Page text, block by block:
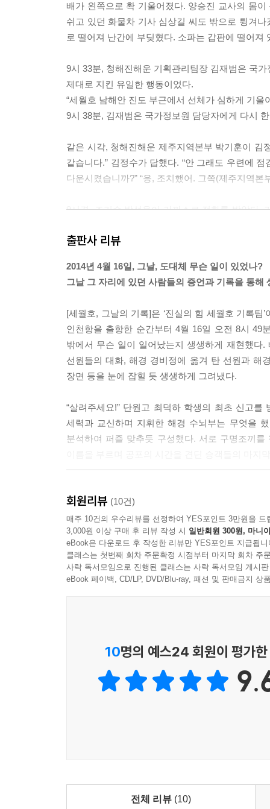
『세월호, 그날의 기록』은 온전한 진실을 밝
분석하고 재구성한, 거대한 작업의 결과물이다.
무엇을 했는지, 해경과 지휘부는 무엇을 했는
승객들에게는 무슨 일이 있었는지, 생존자들은
사고가 날 때까지 세월호와 청해진해운에 어떤 일
남아서 끝까지 배를 지켰을 뿐이다. 침몰하던 순
위험을 감수한 채 세월호에 달라붙어 한 명이라
살리기 위해 다시 배 안으로 들어가기도 했다. 이
〈진실의 힘 세월호 기록팀〉은 방대한 기록을
것뿐이라고. “이것은 국가가 국민을 구조하지 않은
지금, 다시 읽는 그날의 기록
맞춰 은폐하는데 급급했고, 여전히 유가족들은 깊
또 다른 참사를 막을 수 있는 법. 진실 규명조
상당하다. 배 안으로 바닷물이 쏟아져 들어온 이
만들겠다는 기록팀의 희망대로, 우리는 이 책을
배가 왼쪽으로 확 기울어졌다. 양승진 교사의 몸
쉬고 있던 화물차 기사 심상길 씨도 밖으로 튕겨
로 떨어져 난간에 부딪혔다. 소파는 갑판에 떨어
9시 33분, 청해진해운 기획관리팀장 김재범은 국
제대로 지킨 유일한 행동이었다.
“세월호 남해안 진도 부근에서 선체가 심하게 기
9시 38분, 김재범은 국가정보원 담당자에게 다시
같은 시각, 청해진해운 제주지역본부 박기훈이 김
같습니다.” 김정수가 답했다. “안 그래도 우련에
다운시켰습니까?” “응, 조치했어. 그쪽(제주지역본
9시경, 조기수 박성용이 가까스로 전화를 받았다.
객 퇴선 여부를 묻는데 어떻게 해야 되나.” 전화를
유연식은 “퇴선 여부는 현지 사정을 잘 아는 선장
해경 123정 대원 이형래는 곧장 오른쪽으로 몸을
라간 뒤 다시 50미터를 별다른 장비 없이 이동했
출입문 앞에 앉아 있던 여학생 3명은 밖에서 해경
어오지 않았고 구명보트는 출입문을 지나쳐 다시
는 두 발을 창틀에 딛고, 두 손은 창문과 외벽을
개의 창문이 있고 일부 창으로는 SP-2 객실도 볼
리치고 있었다. 단원고 2학년 3반 31명이 머문 방
고 생각했다. 스무 명이 넘는 여학생들은 서로의
말했다. “나만 나왔어!”--- p.164~165
10시 18분, 123정 부정장 김종인은 어선들을 향해
세월호에 다가가는 것을 막았다. 느린 속도로 움직
고속보트에 탄 승객들이 권○○ 양을 먼저 올려보
사가 “내리세요”라고 말하고 나서야 김동수 씨는
출판사 리뷰
2014년 4월 16일, 그날, 도대체 무슨 일이 있었나?
그날 그 자리에 있던 사람들의 증언과 기록을 통해
[세월호, 그날의 기록]은 ‘진실의 힘 세월호 기록
인천항을 출항한 순간부터 4월 16일 오전 8시 49
밖에서 무슨 일이 일어났는지 생생하게 재현했다
선원들의 대화, 해경 경비정에 옮겨 탄 선원과 해
장면 등을 눈에 잡힐 듯 생생하게 그려냈다.
“살려주세요!” 단원고 최덕하 학생의 최초 신고
세력과 교신하며 지휘한 해경 수뇌부는 무엇을
분석하여 퍼즐 맞추듯 구성했다. 서로 구명조끼
태워서 보냈을 뿐, 적극적으로 구조에 나서지 않
‘왜 구하지 못했나’, ‘왜 침몰했나’, ‘대한민국에
[세월호, 그날의 기록]은 누구나 가질 법한 당연한
분석한 결과물이다. 세월호 참사를 시민의 눈으로
김문홍 당시 목포해양경찰서장의 항변은 현장의
초인적인 능력을 발휘하리라 기대하지 않는다.
가지고 직무를 수행하라고 요구할 뿐이다. 그렇
펴냈다. 세월호 선원, 해경, 청해진해운 관계자에
공판 기록 등 15만 장에 가까운 재판 기록과 국
회원리뷰 (10건)
매주 10건의 우수리뷰를 선정하여 YES포인트 3만원을 드
3,000원 이상 구매 후 리뷰 작성 시 일반회원 300원, 마니
eBook은 다운로드 후 작성한 리뷰만 YES포인트 지급됩니
클래스는 첫번째 회차 주문확정 시점부터 마지막 회차 주
사락 독서모임으로 진행된 클래스는 사락 독서모임 게시
eBook 페이백, CD/LP, DVD/Blu-ray, 패션 및 판매금지 상
10명의 예스24 회원이 평가
전체 리뷰 (10)